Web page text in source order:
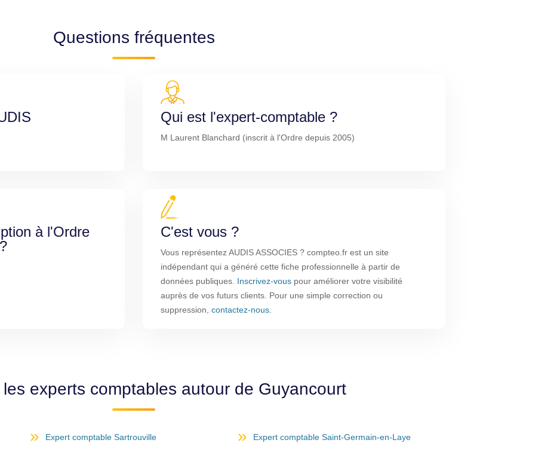
Questions fréquentes
Qui est l'expert-comptable ?
M Laurent Blanchard (inscrit à l'Ordre depuis 2005)
à l'Ordre
C'est vous ?
Vous représentez AUDIS ASSOCIES ? compteo.fr est un site
indépendant qui a généré cette fiche professionnelle à partir de
données publiques. Inscrivez-vous pour améliorer votre visibilité
auprès de vos futurs clients. Pour une simple correction ou
suppression, contactez-nous
experts comptables autour de Guyancourt
Expert comptable Sartrouville Expert comptable Saint-Germain-en-Laye